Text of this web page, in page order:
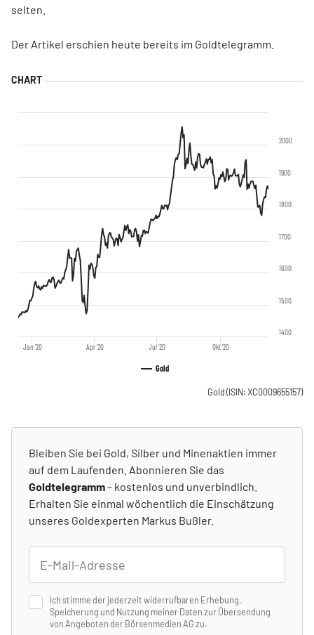
selten.
Der Artikel erschien heute bereits im Goldtelegramm.
Gold
Jan '20 Jul '20
Apr '20 Okt '20
1400
1500
1600
1700
1800
1900
2000
Gold (ISIN: XC0009655157)
Bleiben Sie bei Gold, Silber und Minenaktien immer
auf dem Laufenden. Abonnieren Sie das
Goldtelegramm– kostenlos und unverbindlich.
Erhalten Sie einmal wöchentlich die Einschätzung
unseres Goldexperten Markus Bußler.
Ich stimme der jederzeit widerrufbaren Erhebung,
Speicherung und Nutzung meiner Daten zur Übersendung
von Angeboten der Börsenmedien AG zu.